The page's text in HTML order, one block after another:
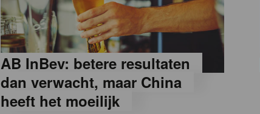
AB InBev: betere resultaten
dan verwacht, maar China
heeft het moeilijk